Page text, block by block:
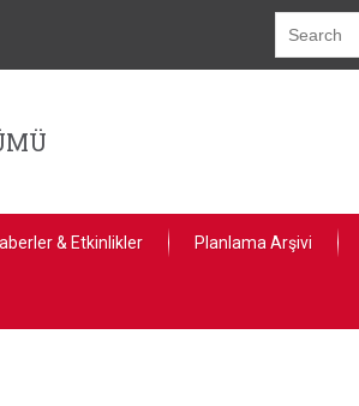
& Etkinlikler Planlama Arşivi